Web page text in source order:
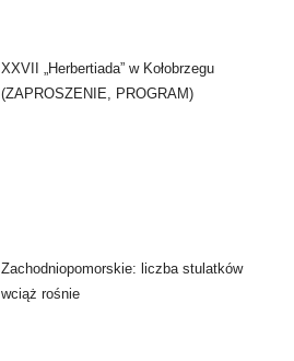
XXVII „Herbertiada” w Kołobrzegu
(ZAPROSZENIE, PROGRAM)
Zachodniopomorskie: liczba stulatków
wciąż rośnie